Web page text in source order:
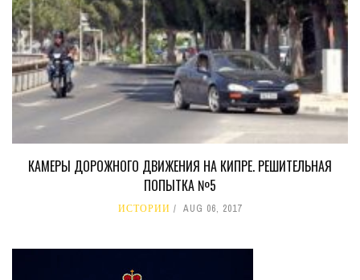
КАМЕРЫ ДОРОЖНОГО ДВИЖЕНИЯ НА КИПРЕ. РЕШИТЕЛЬНАЯ
ПОПЫТКА №5
ИСТОРИИ AUG 06, 2017